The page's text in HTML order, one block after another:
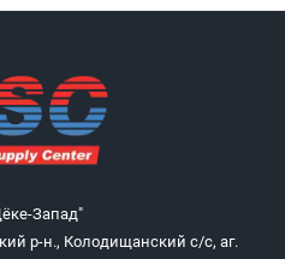
Запад"
р-н., Колодищанский с/с, аг.